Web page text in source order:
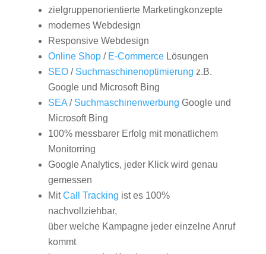
zielgruppenorientierte Marketingkonzepte
modernes Webdesign
Responsive Webdesign
Online Shop/ E-CommerceLösungen
SEO/ Suchmaschinenoptimierung z.B.
Google und Microsoft Bing
SEA/ Suchmaschinenwerbung Google und
Microsoft Bing
100% messbarer Erfolg mit monatlichem
Monitorring
Google Analytics, jeder Klick wird genau
gemessen
MitCall Tracking ist es 100%
nachvollziehbar,
über welche Kampagne jeder einzelne Anruf
kommt